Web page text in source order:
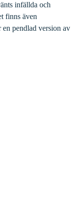
infällda och
finns även
pendlad version av